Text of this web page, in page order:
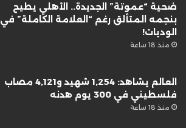
ضحية “عموتة” الجديدة.. الأهلي يطيح
بنجمه المتألق رغم “العلامة الكاملة” في
الوديات!
منذ 18 ساعة
العالم يشاهد: 1,254 شهيد و4,121 مصاب
فلسطيني في 300 يوم هدنه
منذ 18 ساعة